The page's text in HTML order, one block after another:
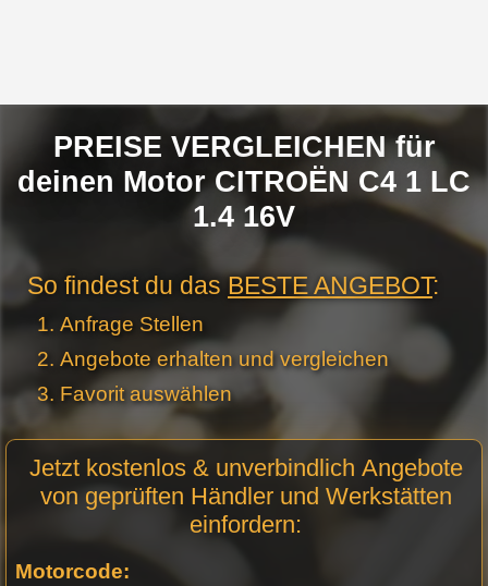
PREISE VERGLEICHEN für
deinen Motor CITROËN C4 1 LC
1.4 16V
So findest du dasBESTE ANGEBOT:
Anfrage Stellen
Angebote erhalten und vergleichen
Favorit auswählen
Anfrage
Stellen -
Jetzt kostenlos & unverbindlich Angebote
von geprüften Händler und Werkstätten
einfordern:
Motorcode: